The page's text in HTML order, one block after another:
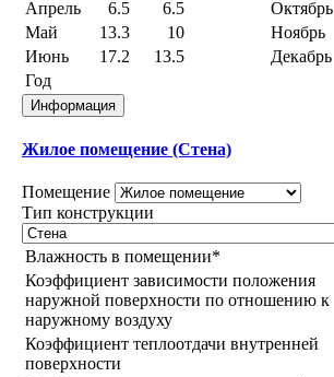
Апрель
6.5 6.5 Октябрь
Май
13.3 10 Ноябрь
Июнь
17.2 13.5 Декабрь
Год
Информация
Жилое помещение (Стена)
Помещение
Тип конструкции
Влажность в помещении*
Коэффициент зависимости положения
наружной поверхности по отношению к
наружному воздуху
Коэффициент теплоотдачи внутренней
поверхности